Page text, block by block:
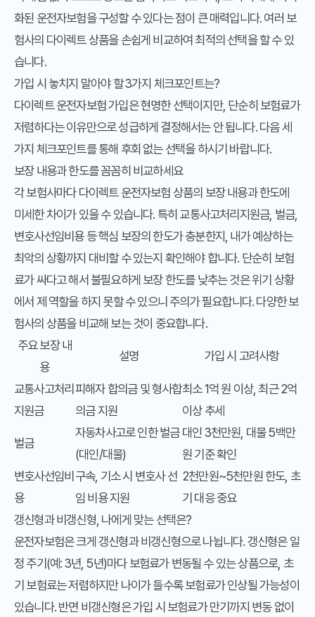
화된 운전자보험을 구성할 수 있다는 점이 큰 매력입니다. 여러 보
험사의 다이렉트 상품을 손쉽게 비교하여 최적의 선택을 할 수 있
습니다.
가입 시 놓치지 말아야 할 3가지 체크포인트는?
다이렉트 운전자보험 가입은 현명한 선택이지만, 단순히 보험료가
저렴하다는 이유만으로 성급하게 결정해서는 안 됩니다. 다음 세
가지 체크포인트를 통해 후회 없는 선택을 하시기 바랍니다.
보장 내용과 한도를 꼼꼼히 비교하세요
각 보험사마다 다이렉트 운전자보험 상품의 보장 내용과 한도에
미세한 차이가 있을 수 있습니다. 특히 교통사고처리지원금, 벌금,
변호사선임비용 등 핵심 보장의 한도가 충분한지, 내가 예상하는
최악의 상황까지 대비할 수 있는지 확인해야 합니다. 단순히 보험
료가 싸다고 해서 불필요하게 보장 한도를 낮추는 것은 위기 상황
에서 제 역할을 하지 못할 수 있으니 주의가 필요합니다. 다양한 보
험사의 상품을 비교해 보는 것이 중요합니다.
주요 보장 내
용
설명 가입 시 고려사항
교통사고처리
지원금
피해자 합의금 및 형사합
의금 지원
최소 1억 원 이상, 최근 2억
이상 추세
벌금
자동차사고로 인한 벌금
(대인/대물)
대인 3천만원, 대물 5백만
원 기준 확인
변호사선임비
용
구속, 기소 시 변호사 선
임 비용 지원
2천만원~5천만원 한도, 초
기 대응 중요
갱신형과 비갱신형, 나에게 맞는 선택은?
운전자보험은 크게 갱신형과 비갱신형으로 나뉩니다. 갱신형은 일
정 주기(예: 3년, 5년)마다 보험료가 변동될 수 있는 상품으로, 초
기 보험료는 저렴하지만 나이가 들수록 보험료가 인상될 가능성이
있습니다. 반면 비갱신형은 가입 시 보험료가 만기까지 변동 없이